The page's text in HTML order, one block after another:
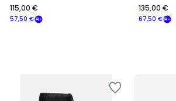
57,50 €
115,00 €
67,50 €
135,00 €